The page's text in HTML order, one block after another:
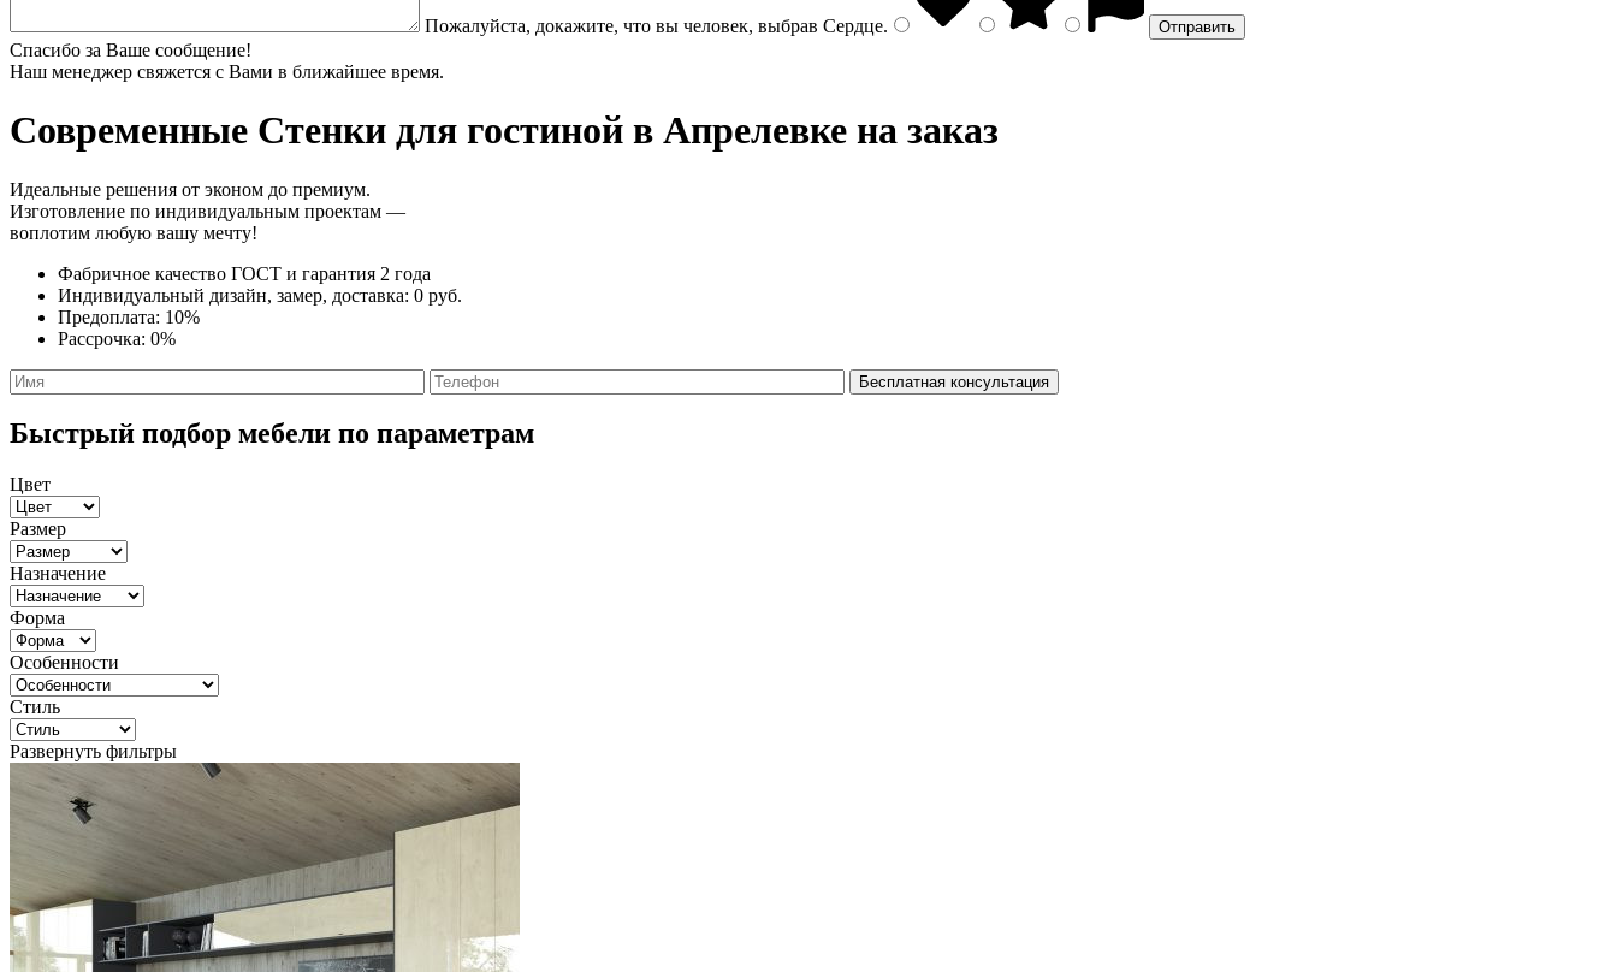
Пожалуйста, докажите, что вы человек, выбрав Сердце.
Спасибо за Ваше сообщение!
Наш менеджер свяжется с Вами в ближайшее время.
Современные Стенки для гостиной в Апрелевке на заказ
Идеальные решения от эконом до премиум.
Изготовление по индивидуальным проектам —
воплотим любую вашу мечту!
Фабричное качество ГОСТ и гарантия 2 года
Индивидуальный дизайн, замер, доставка: 0 руб.
Предоплата: 10%
Рассрочка: 0%
Быстрый подбор мебели по параметрам
Цвет
Размер
Назначение
Форма
Особенности
Стиль
Развернуть фильтры